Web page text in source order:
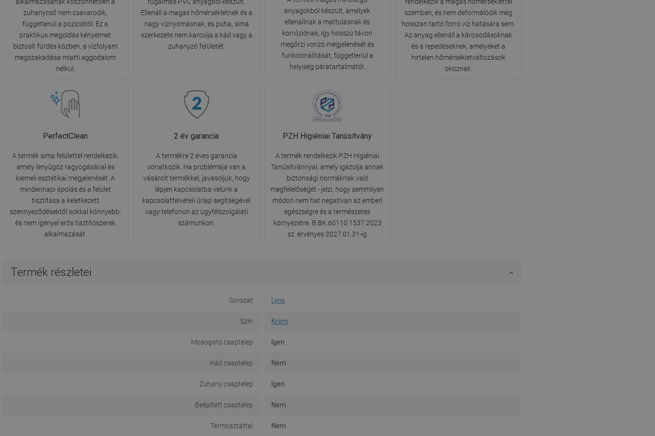
zuhanycső nem csavarodik,
függetlenül a pozíciótól. Ez a
praktikus megoldás kényelmet
biztosít fürdés közben, a vízfolyam
megszakadása miatti aggodalom
nélkül.
Ellenáll a magas hőmérsékletnek és a
nagy víznyomásnak, és puha, sima
szerkezete nem karcolja a kád vagy a
zuhanyzó felületét.
anyagokból készült, amelyek
ellenállnak a mattulásnak és
korróziónak, így hosszú távon
megőrzi vonzó megjelenését és
funkcionalitását, függetlenül a
helyiség páratartalmától.
szemben, és nem deformálódik még
hosszan tartó forró víz hatására sem.
Az anyag ellenáll a károsodásoknak
és a repedéseknek, amelyeket a
hirtelen hőmérsékletváltozások
okoznak.
PerfectClean
A termék sima felülettel rendelkezik,
amely lenyűgöz ragyogásával és
kiemeli esztétikai megjelenését. A
mindennapi ápolás és a felület
tisztítása a keletkezett
szennyeződésektől sokkal könnyebb,
és nem igényel erős tisztítószerek
alkalmazását.
2 év garancia
A termékre 2 éves garancia
vonatkozik. Ha problémája van a
vásárolt termékkel, javasoljuk, hogy
lépjen kapcsolatba velünk a
kapcsolatfelvételi űrlap segítségével
vagy telefonon az ügyfélszolgálati
számunkon.
PZH Higiéniai Tanúsítvány
A termék rendelkezik PZH Higiéniai
Tanúsítvánnyal, amely igazolja annak
biztonsági normáknak való
megfelelőségét - jelzi, hogy semmilyen
módon nem hat negatívan az emberi
egészségre és a természetes
környezetre. B.BK.60110.1537.2023
sz. érvényes 2027.01.31-ig
Termék részletei
Sorozat Lynx
Szín Króm
Mosogató csaptelep Igen
Kád csaptelep Nem
Zuhany csaptelep Igen
Beépített csaptelep Nem
Termosztáttal Nem
SWEDISH
PORTUGUESE